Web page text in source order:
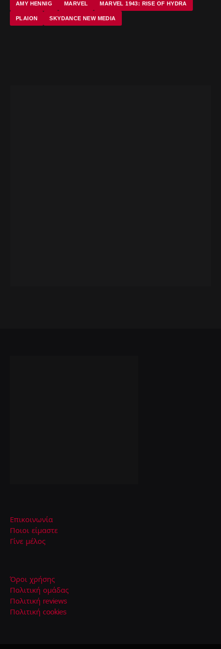
AMY HENNIG MARVEL MARVEL 1943: RISE OF HYDRA
PLAION SKYDANCE NEW MEDIA
Επικοινωνία
Ποιοι είμαστε
Γίνε μέλος
Όροι χρήσης
Πολιτική ομάδας
Πολιτική reviews
Πολιτική cookies